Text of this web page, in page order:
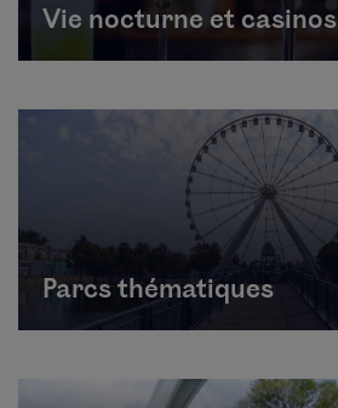
Vie nocturne et casinos
Parcs thématiques